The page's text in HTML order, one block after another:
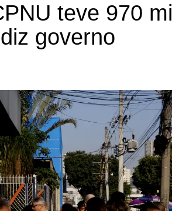
teve 970 mil
governo